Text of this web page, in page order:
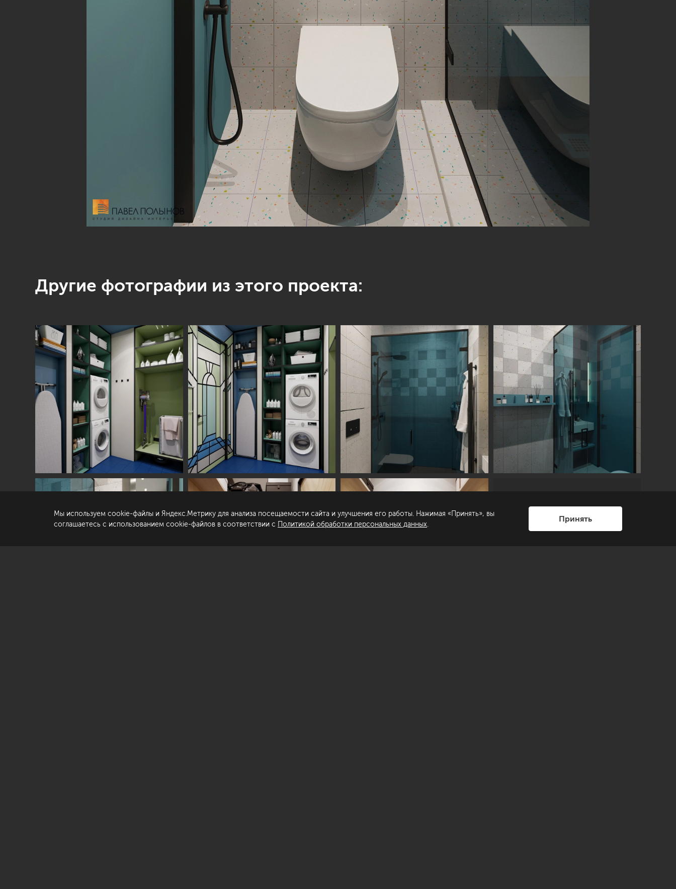
Другие фотографии из этого проекта:
Смотреть
все фотографии
Студия
О нас
Отзывы
Вакансии
Услуги
Дизайн интерьера
Комплектация
объекта
Авторский надзор
Ремонт и отделка
Информация
Портфолио
Цены
Обсудить проект
Санкт-Петербург
ул. Академика Павлова, 6 к1
+7 (812) 200-95-55
© «Студия Павла Полынова», 2006—2026
Копирование материалов сайта запрещено.
Согласие на обработку персональных
Политика обработки персональных данных
Сделано в
Мы используем cookie-файлы и Яндекс.Метрику для анализа посещаемости сайта и улучшения его работы. Нажимая «Принять», вы
соглашаетесь с использованием cookie-файлов в соответствии с Политикой обработки персональных данных.
Принять